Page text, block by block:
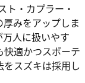
ト・カプラー・
みをアップしま
人に扱いやす
快適かつスポーテ
スズキは採用し